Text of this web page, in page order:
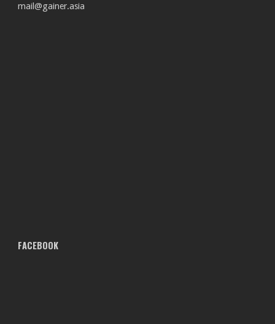
mail@gainer.asia
FACEBOOK